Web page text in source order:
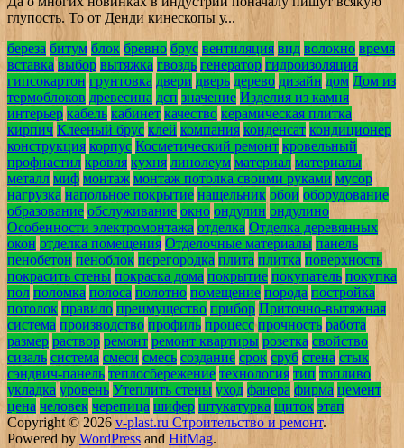
глупость. То от Денди кинескопы у...
береза битум блок бревно брус вентиляция вид волокно время
вставка выбор вытяжка гвоздь генератор гидроизоляция
гипсокартон грунтовка двери дверь дерево дизайн дом Дом из
термоблоков древесина дсп значение Изделия из камня
интерьер кабель кабинет качество керамическая плитка
кирпич Клееный брус клей компания конденсат кондиционер
конструкция корпус Косметический ремонт кровельный
профнастил кровля кухня линолеум материал материалы
металл миф монтаж монтаж потолка своими руками мусор
нагрузка напольное покрытие нащельник обои оборудование
образование обслуживание окно ондулин ондулино
Особенности электромонтажа отделка Отделка деревянных
окон отделка помещения Отделочные материалы панель
пенобетон пеноблок перегородка плита плитка поверхность
покрасить стены покраска дома покрытие покупатель покупка
пол поломка полоса полотно помещение порода постройка
потолок правило преимущество прибор Приточно-вытяжная
система производство профиль процесс прочность работа
размер раствор ремонт ремонт квартиры розетка свойство
сизаль система смеси смесь создание срок сруб стена стык
сэндвич-панель теплосбережение технология тип топливо
укладка уровень Утеплить стены уход фанера фирма цемент
цена человек черепица шифер штукатурка щиток этап
Copyright © 2026 v-plast.ru Строительство и ремонт.
Powered by WordPress and HitMag.